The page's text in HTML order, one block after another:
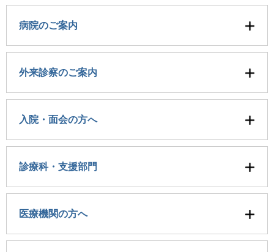
病院のご案内
外来診察のご案内
入院・面会の方へ
診療科・支援部門
医療機関の方へ